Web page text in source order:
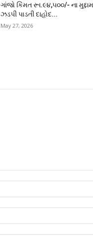
ગાંજો કિંમત રૂા.૯૪,૫૦૦/- ના
ઝડપી પાડતી દાહોદ...
May 27, 2026